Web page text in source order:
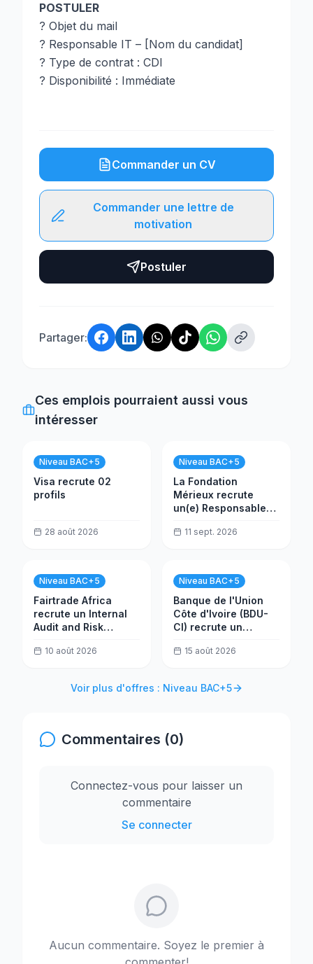
POSTULER
? Objet du mail
? Responsable IT – [Nom du candidat]
? Type de contrat : CDI
? Disponibilité : Immédiate
Commander un CV
Commander une lettre de
motivation
Postuler
Partager:
Ces emplois pourraient aussi vous
intéresser
Niveau BAC+5
Visa recrute 02
profils
28 août 2026
Niveau BAC+5
La Fondation
Mérieux recrute
un(e) Responsable
PROALAB
11 sept. 2026
Niveau BAC+5
Fairtrade Africa
recrute un Internal
Audit and Risk
10 août 2026
Niveau BAC+5
Banque de l'Union
Côte d'Ivoire (BDU-
CI) recrute un
Permanent H/F
15 août 2026
Voir plus d'offres : Niveau BAC+5
Commentaires (0)
Connectez-vous pour laisser un
commentaire
Se connecter
Aucun commentaire. Soyez le premier à